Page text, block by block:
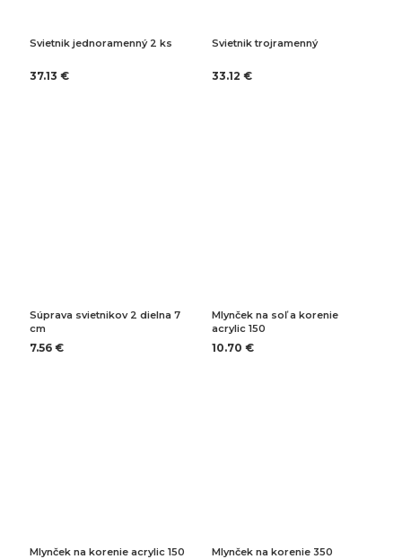
Svietnik jednoramenný 2 ks
37.13 €
Svietnik trojramenný
33.12 €
Súprava svietnikov 2 dielna 7
cm
7.56 €
Mlynček na soľ a korenie
acrylic 150
10.70 €
Mlynček na korenie acrylic 150 Mlynček na korenie 350